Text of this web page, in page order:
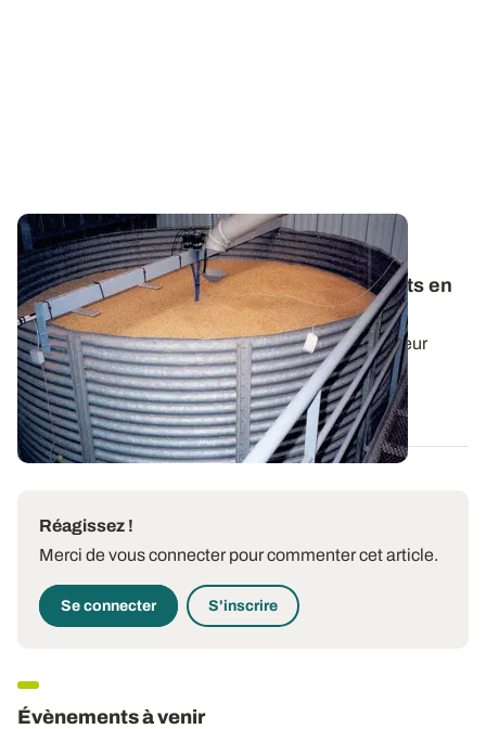
Enquête ARVALIS / FranceAgriMer - La
plaquette Qualité des blés tendres conduits en
AB de la récolte 2024 est disponible
Retrouvez les résultats de l’enquête qualité collecteur
FranceAgriMer / ARVALIS de la...
18 OCT. 2024
Réagissez !
Merci de vous connecter pour commenter cet article.
Se connecter S'inscrire
Évènements à venir